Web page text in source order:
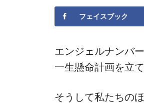
フェイスブック
エンジェルナンバ
一生懸命計画を立
そうして私たちの